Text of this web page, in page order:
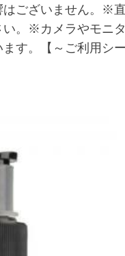
ございません。※
。※カメラやモニ
す。【～ご利用シ